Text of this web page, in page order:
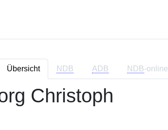
Übersicht NDB ADB NDB-online
Christoph